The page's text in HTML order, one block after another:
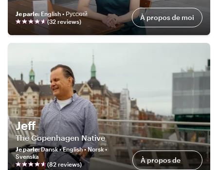
Je parle: English • Русский
(32 reviews) À propos de moi
Jeff
The Copenhagen Native
Je parle:Dansk • English • Norsk •
Svenska
(82 reviews) À propos de